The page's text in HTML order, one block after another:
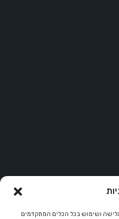
ושימוש בכל הכלים המתקדמים